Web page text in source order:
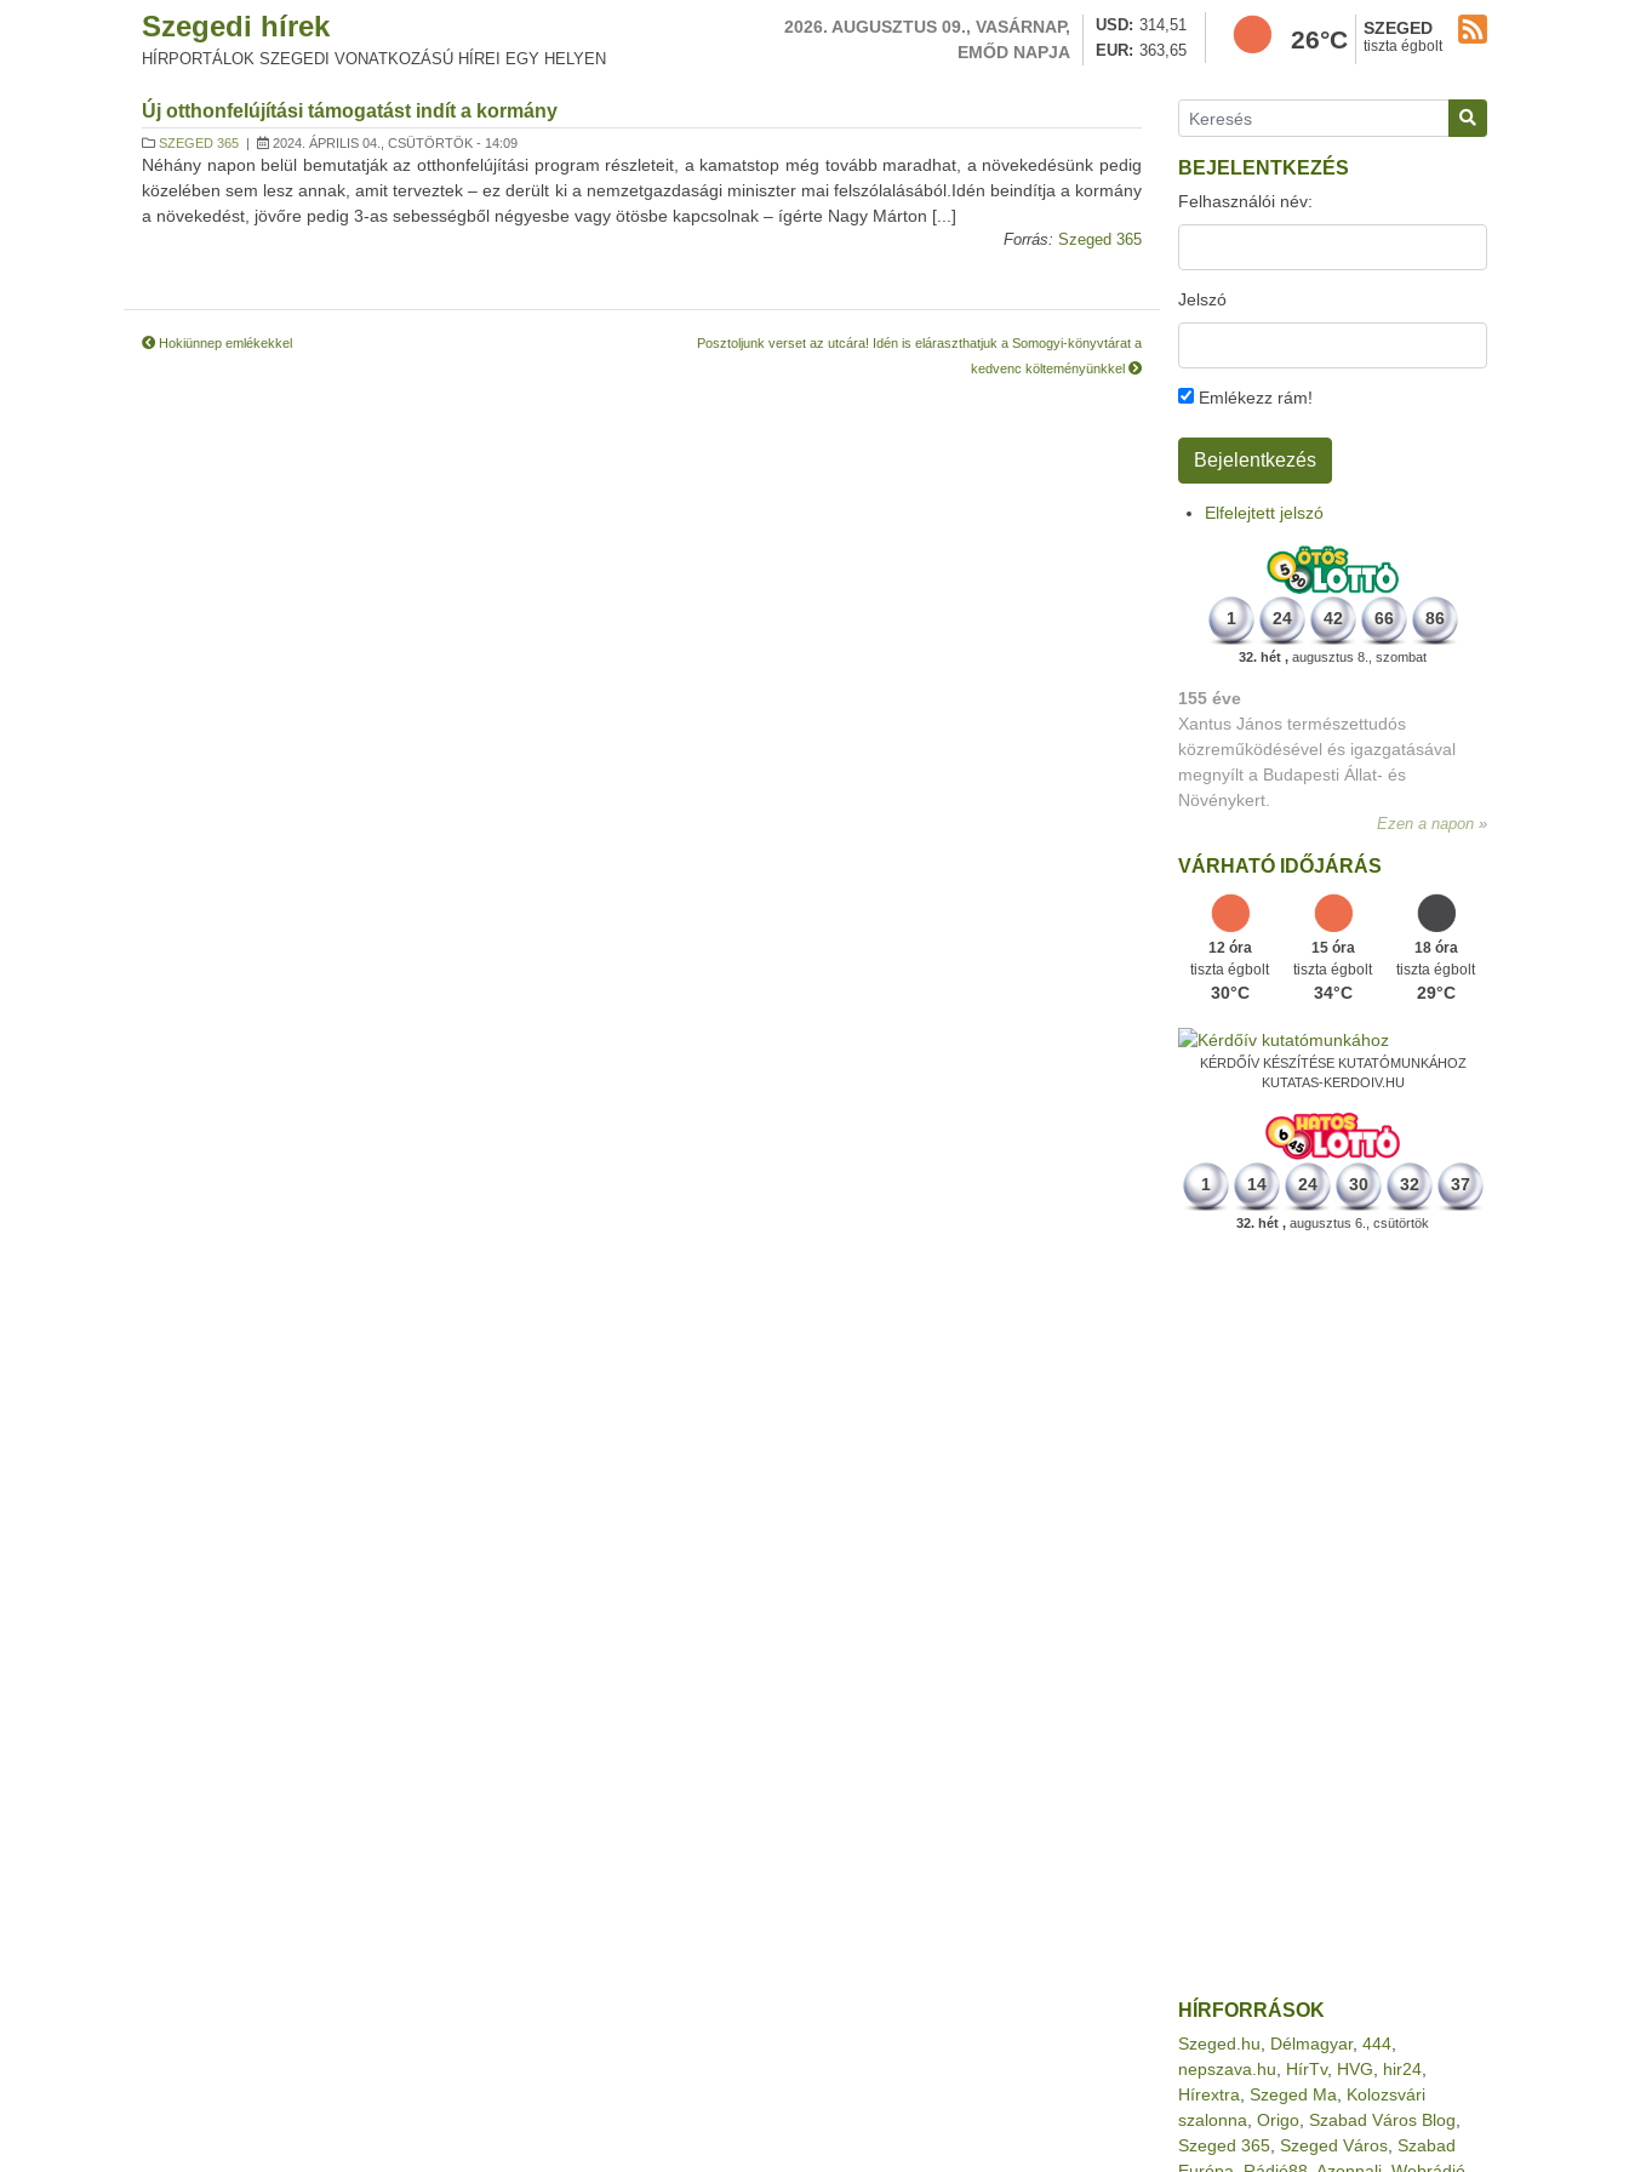
Szegedi hírek
HÍRPORTÁLOK SZEGEDI VONATKOZÁSÚ HÍREI EGY HELYEN
2026. AUGUSZTUS 09., VASÁRNAP,
EMŐD NAPJA
USD
314,51
EUR
363,65 26°C SZEGED
tiszta égbolt
Új otthonfelújítási támogatást indít a kormány
SZEGED 365 | 2024. ÁPRILIS 04., CSÜTÖRTÖK - 14:09
Néhány napon belül bemutatják az otthonfelújítási program részleteit, a kamatstop még tovább maradhat, a növekedésünk pedig
közelében sem lesz annak, amit terveztek – ez derült ki a nemzetgazdasági miniszter mai felszólalásából.Idén beindítja a kormány
a növekedést, jövőre pedig 3-as sebességből négyesbe vagy ötösbe kapcsolnak – ígérte Nagy Márton [...]
Forrás: Szeged 365
Hokiünnep emlékekkel
Posztoljunk verset az utcára! Idén is eláraszthatjuk a Somogyi-könyvtárat a
kedvenc költeményünkkel
BEJELENTKEZÉS
Felhasználói név:
Jelszó
Emlékezz rám!
Elfelejtett jelszó
1 24 42 66 86
32. hét , augusztus 8., szombat
226 éve
Megszületett Dukai Takács Judit,
művésznevén Malvina költőnő.
Ezen a napon
VÁRHATÓ IDŐJÁRÁS
12 óra
tiszta égbolt
30°C
15 óra
tiszta égbolt
34°C
18 óra
tiszta égbolt
29°C
KÉRDŐÍV KÉSZÍTÉSE KUTATÓMUNKÁHOZ
KUTATAS-KERDOIV.HU
1 14 24 30 32 37
32. hét , augusztus 6., csütörtök
HÍRFORRÁSOK
Szeged.hu Délmagyar, 444
nepszava.hu
HírTv, HVG hir24
Hírextra Szeged Ma
Kolozsvári
szalonna Origo Szabad Város Blog
Szeged 365 Szeged Város Szabad